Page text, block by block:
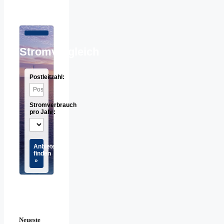
Stromvergleich
Postleitzahl:
Stromverbrauch
pro Jahr:
Anbieter
finden
»
Neueste